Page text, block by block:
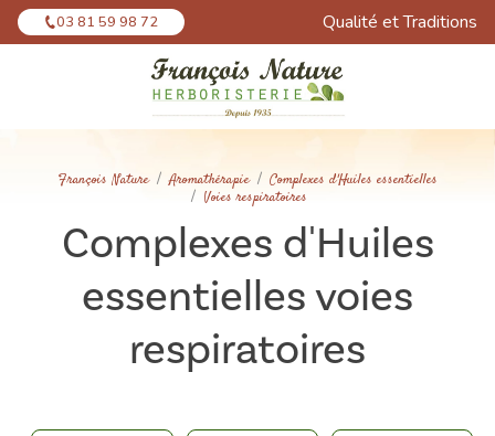
03 81 59 98 72 Qualité et Traditions
François Nature Aromathérapie
Complexes d'Huiles essentielles
Voies respiratoires
Complexes d'Huiles
essentielles voies
respiratoires
Panneau de gestion des cookies